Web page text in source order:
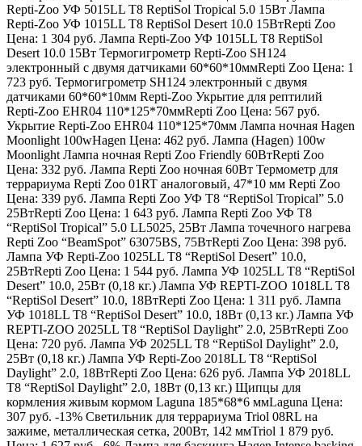
Repti-Zoo УФ 5015LL T8 ReptiSol Tropical 5.0 15Вт Лампа
Repti-Zoo УФ 1015LL T8 ReptiSol Desert 10.0 15ВтRepti Zoo
Цена: 1 304 руб. Лампа Repti-Zoo УФ 1015LL T8 ReptiSol
Desert 10.0 15Вт Термогигрометр Repti-Zoo SH124
электронный с двумя датчиками 60*60*10ммRepti Zoo Цена: 1
723 руб. Термогигрометр SH124 электронный с двумя
датчиками 60*60*10мм Repti-Zoo Укрытие для рептилий
Repti-Zoo EHR04 110*125*70ммRepti Zoo Цена: 567 руб.
Укрытие Repti-Zoo EHR04 110*125*70мм Лампа ночная Hagen
Moonlight 100wHagen Цена: 462 руб. Лампа (Hagen) 100w
Moonlight Лампа ночная Repti Zoo Friendly 60ВтRepti Zoo
Цена: 332 руб. Лампа Repti Zoo ночная 60Вт Термометр для
террариума Repti Zoo 01RT аналоговый, 47*10 мм Repti Zoo
Цена: 339 руб. Лампа Repti Zoo УФ T8 “ReptiSol Tropical” 5.0
25ВтRepti Zoo Цена: 1 643 руб. Лампа Repti Zoo УФ T8
“ReptiSol Tropical” 5.0 LL5025, 25Вт Лампа точечного нагрева
Repti Zoo “BeamSpot” 63075BS, 75ВтRepti Zoo Цена: 398 руб.
Лампа УФ Repti-Zoo 1025LL T8 “ReptiSol Desert” 10.0,
25ВтRepti Zoo Цена: 1 544 руб. Лампа УФ 1025LL T8 “ReptiSol
Desert” 10.0, 25Вт (0,18 кг.) Лампа УФ REPTI-ZOO 1018LL T8
“ReptiSol Desert” 10.0, 18ВтRepti Zoo Цена: 1 311 руб. Лампа
УФ 1018LL T8 “ReptiSol Desert” 10.0, 18Вт (0,13 кг.) Лампа УФ
REPTI-ZOO 2025LL T8 “ReptiSol Daylight” 2.0, 25ВтRepti Zoo
Цена: 720 руб. Лампа УФ 2025LL T8 “ReptiSol Daylight” 2.0,
25Вт (0,18 кг.) Лампа УФ Repti-Zoo 2018LL T8 “ReptiSol
Daylight” 2.0, 18ВтRepti Zoo Цена: 626 руб. Лампа УФ 2018LL
T8 “ReptiSol Daylight” 2.0, 18Вт (0,13 кг.) Щипцы для
кормления живым кормом Laguna 185*68*6 ммLaguna Цена:
307 руб. -13% Светильник для террариума Triol 08RL на
зажиме, металлическая сетка, 200Вт, 142 ммTriol 1 879 руб.